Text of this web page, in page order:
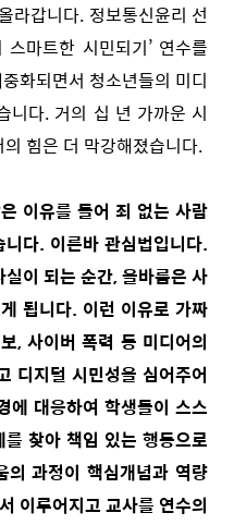
라갑니다. 정보통신윤리 선
마트한 시민되기’ 연수를
화되면서 청소년들의 미디
니다. 거의 십 년 가까운 시
힘은 더 막강해졌습니다.
이유를 들어 죄 없는 사람
다. 이른바 관심법입니다.
이 되는 순간, 올바름은 사
됩니다. 이런 이유로 가짜
, 사이버 폭력 등 미디어의
디지털 시민성을 심어주어
에 대응하여 학생들이 스스
찾아 책임 있는 행동으로
의 과정이 핵심개념과 역량
이루어지고 교사를 연수의